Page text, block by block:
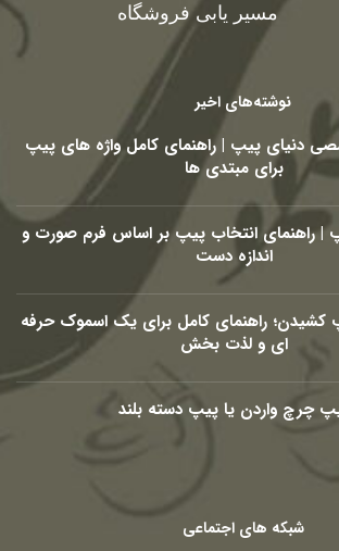
مسیر یابی فروشگاه
نوشته‌های اخیر
دنیای پیپ | راهنمای کامل واژه های پیپ
برای مبتدی ها
| راهنمای انتخاب پیپ بر اساس فرم صورت و
اندازه دست
راهنمای کامل برای یک اسموک حرفه
ای و لذت بخش
چرچ واردن یا پیپ دسته بلند
شبکه های اجتماعی